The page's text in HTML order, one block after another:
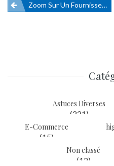
Navigation
Zoom Sur Un Fournisseur Des Objets Personnalisés Cadeaux D’entreprise
Astuces Diverses
(221)
E-Commerce
(15)
Non classé
(12)